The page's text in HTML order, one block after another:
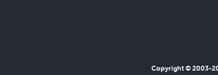
Copyright © 2003-